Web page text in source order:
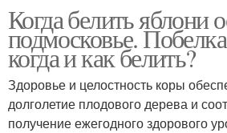
Когда белить яблони
подмосковье.
когда и как белить?
Здоровье и целостность коры
долголетие плодового дерева и
получение ежегодного здорового